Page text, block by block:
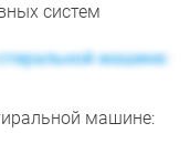
систем
машине: